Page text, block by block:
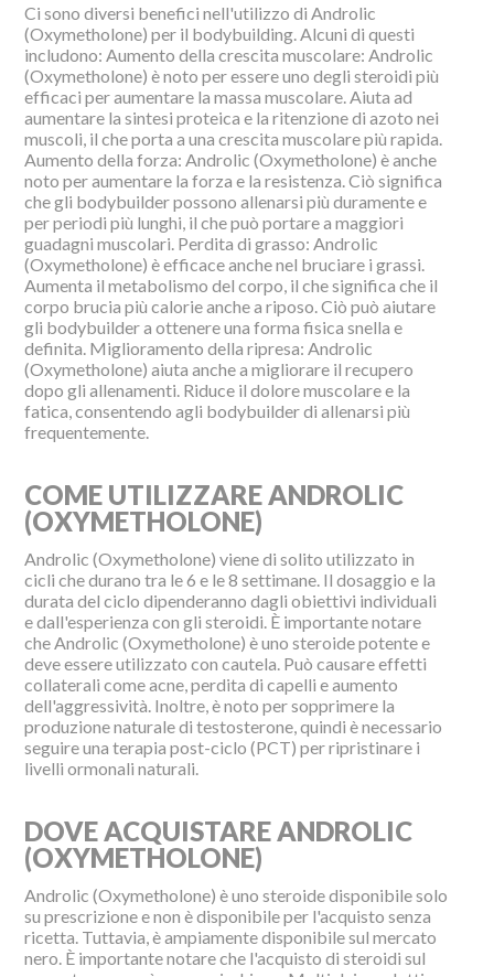
Ci sono diversi benefici nell'utilizzo di Androlic
(Oxymetholone) per il bodybuilding. Alcuni di questi
includono: Aumento della crescita muscolare: Androlic
(Oxymetholone) è noto per essere uno degli steroidi più
efficaci per aumentare la massa muscolare. Aiuta ad
aumentare la sintesi proteica e la ritenzione di azoto nei
muscoli, il che porta a una crescita muscolare più rapida.
Aumento della forza: Androlic (Oxymetholone) è anche
noto per aumentare la forza e la resistenza. Ciò significa
che gli bodybuilder possono allenarsi più duramente e
per periodi più lunghi, il che può portare a maggiori
guadagni muscolari. Perdita di grasso: Androlic
(Oxymetholone) è efficace anche nel bruciare i grassi.
Aumenta il metabolismo del corpo, il che significa che il
corpo brucia più calorie anche a riposo. Ciò può aiutare
gli bodybuilder a ottenere una forma fisica snella e
definita. Miglioramento della ripresa: Androlic
(Oxymetholone) aiuta anche a migliorare il recupero
dopo gli allenamenti. Riduce il dolore muscolare e la
fatica, consentendo agli bodybuilder di allenarsi più
frequentemente.
COME UTILIZZARE ANDROLIC
(OXYMETHOLONE)
Androlic (Oxymetholone) viene di solito utilizzato in
cicli che durano tra le 6 e le 8 settimane. Il dosaggio e la
durata del ciclo dipenderanno dagli obiettivi individuali
e dall'esperienza con gli steroidi. È importante notare
che Androlic (Oxymetholone) è uno steroide potente e
deve essere utilizzato con cautela. Può causare effetti
collaterali come acne, perdita di capelli e aumento
dell'aggressività. Inoltre, è noto per sopprimere la
produzione naturale di testosterone, quindi è necessario
seguire una terapia post-ciclo (PCT) per ripristinare i
livelli ormonali naturali.
DOVE ACQUISTARE ANDROLIC
(OXYMETHOLONE)
Androlic (Oxymetholone) è uno steroide disponibile solo
su prescrizione e non è disponibile per l'acquisto senza
ricetta. Tuttavia, è ampiamente disponibile sul mercato
nero. È importante notare che l'acquisto di steroidi sul